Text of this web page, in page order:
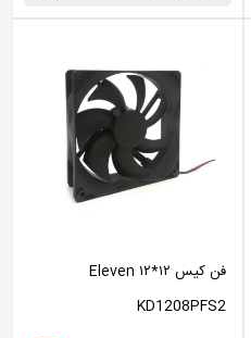
فن کیس ۱۲*۱۲ Eleven
KD1208PFS2